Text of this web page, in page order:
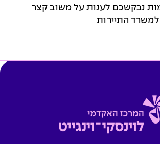
נבקשכם לענות על משוב קצר
התיירות